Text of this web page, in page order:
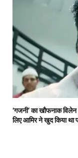
‘गजनी’ का खौफनाक विलेन
लिए आमिर ने खुद किया था